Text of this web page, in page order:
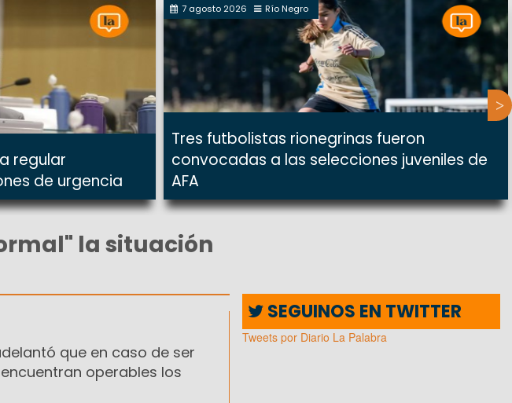
regular
de urgencia
7 agosto 2026 Río Negro
Tres futbolistas rionegrinas fueron
convocadas a las selecciones juveniles de
AFA
la situación
que en caso de ser
operables los
SEGUINOS EN TWITTER
Tweets por Diario La Palabra